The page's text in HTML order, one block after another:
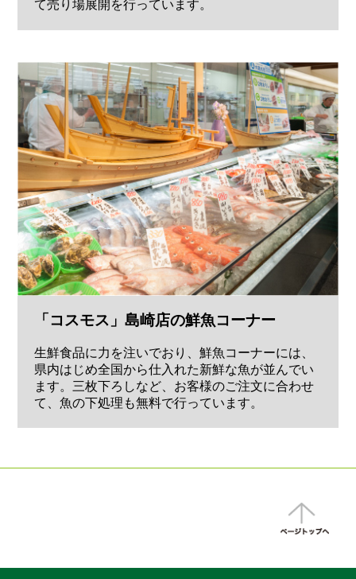
て売り場展開を行っています。
「コスモス」島崎店の鮮魚コーナー
生鮮食品に力を注いでおり、鮮魚コーナーには、
県内はじめ全国から仕入れた新鮮な魚が並んでい
ます。三枚下ろしなど、お客様のご注文に合わせ
て、魚の下処理も無料で行っています。